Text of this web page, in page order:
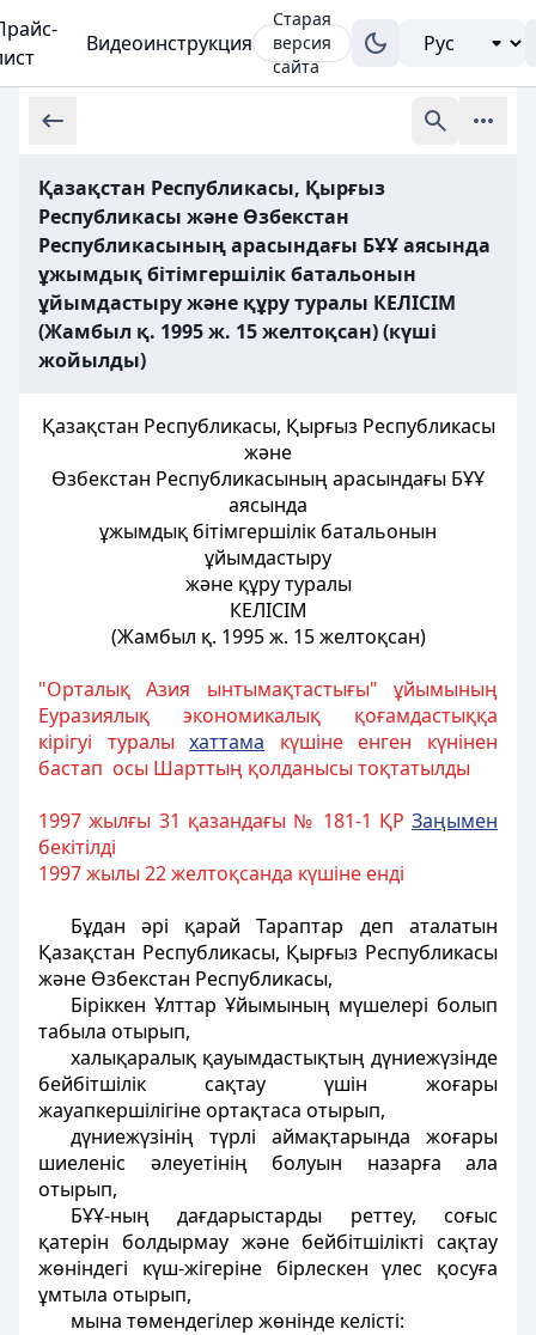
Видеоинструкция
Старая
версия
сайта
Қазақстан Республикасы, Қырғыз
Республикасы және Өзбекстан
Республикасының арасындағы БҰҰ аясында
ұжымдық бітімгершілік батальонын
ұйымдастыру және құру туралы КЕЛIСIМ
(Жамбыл қ. 1995 ж. 15 желтоқсан) (күші
жойылды)
Қазақстан Республикасы, Қырғыз Республикасы
және
Өзбекстан Республикасының арасындағы БҰҰ
аясында
ұжымдық бiтiмгершiлiк батальонын
ұйымдастыру
және құру туралы
КЕЛIСIМ
(Жамбыл қ. 1995 ж. 15 желтоқсан)
"Орталық Азия ынтымақтастығы" ұйымының
Еуразиялық экономикалық қоғамдастыққа
кірігуі туралыхаттама күшіне енген күнінен
бастап осы Шарттың қолданысы тоқтатылды
1997 жылғы 31 қазандағы № 181-1 ҚР Заңымен
бекітілді
1997 жылы 22 желтоқсанда күшіне енді
Бұдан әрi қарай Тараптар деп аталатын
Қазақстан Республикасы, Қырғыз Республикасы
және Өзбекстан Республикасы,
Бiрiккен Ұлттар Ұйымының мүшелерi болып
табыла отырып,
халықаралық қауымдастықтың дүниежүзiнде
бейбiтшiлiк сақтау үшiн жоғары
жауапкершiлiгiне ортақтаса отырып,
дүниежүзiнiң түрлi аймақтарында жоғары
шиеленiс әлеуетiнiң болуын назарға ала
отырып,
БҰҰ-ның дағдарыстарды реттеу, соғыс
қатерiн болдырмау және бейбiтшiлiктi сақтау
жөніндегі күш-жiгерiне бiрлескен үлес қосуға
ұмтыла отырып,
мына төмендегiлер жөнiнде келiстi: